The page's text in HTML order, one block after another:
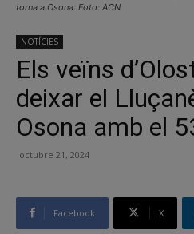
torna a Osona. Foto: ACN
NOTÍCIES
Els veïns
deixar el
Osona amb el
octubre 21, 2024
Facebook X